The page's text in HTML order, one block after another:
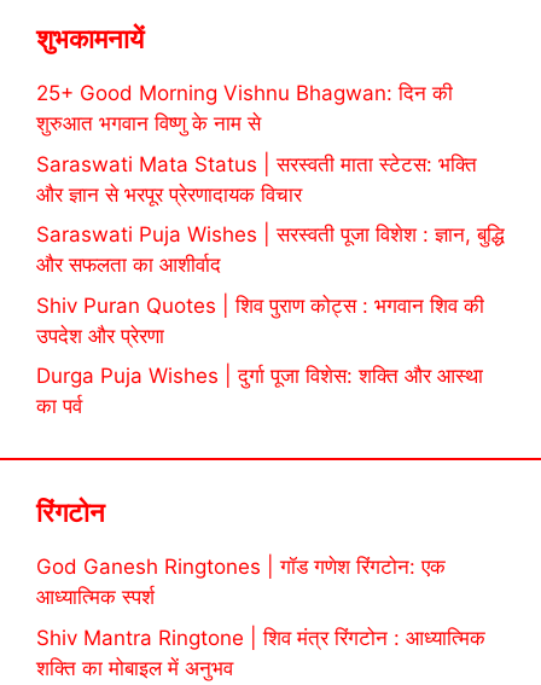
शुभकामनायें
25+ Good Morning Vishnu Bhagwan: दिन की
शुरुआत भगवान विष्णु के नाम से
Saraswati Mata Status | सरस्वती माता स्टेटस: भक्ति
और ज्ञान से भरपूर प्रेरणादायक विचार
Saraswati Puja Wishes | सरस्वती पूजा विशेश : ज्ञान, बुद्धि
और सफलता का आशीर्वाद
Shiv Puran Quotes | शिव पुराण कोट्स : भगवान शिव की
उपदेश और प्रेरणा
Durga Puja Wishes | दुर्गा पूजा विशेस: शक्ति और आस्था
का पर्व
रिंगटोन
God Ganesh Ringtones | गॉड गणेश रिंगटोन: एक
आध्यात्मिक स्पर्श
Shiv Mantra Ringtone | शिव मंत्र रिंगटोन : आध्यात्मिक
शक्ति का मोबाइल में अनुभव